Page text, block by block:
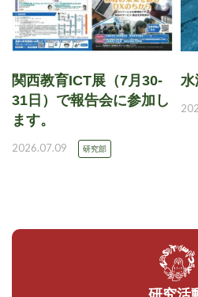
関西教育ICT展（7月30-
31日）で報告会に参加し
ます。
2026.07.09 研究部
水